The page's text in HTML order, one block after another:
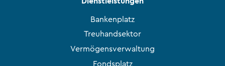
Bankenplatz
Treuhandsektor
Vermögensverwaltung
Fondsplatz